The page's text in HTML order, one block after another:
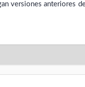
versiones anteriores